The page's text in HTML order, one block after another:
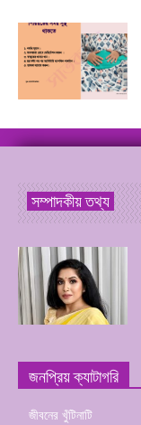
সম্পাদকীয় তথ্য
জনপ্রিয় ক্যাটাগরি
জীবনের খুঁটিনাটি